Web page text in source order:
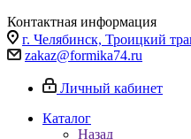
Контактная информация
г. Челябинск, Троицкий
zakaz@formika74.ru
Личный кабинет
Каталог
Назад